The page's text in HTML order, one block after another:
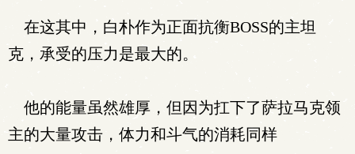
在这其中，白朴作为正面抗衡BOSS的主坦
克，承受的压力是最大的。
他的能量虽然雄厚，但因为扛下了萨拉马克领
主的大量攻击，体力和斗气的消耗同样